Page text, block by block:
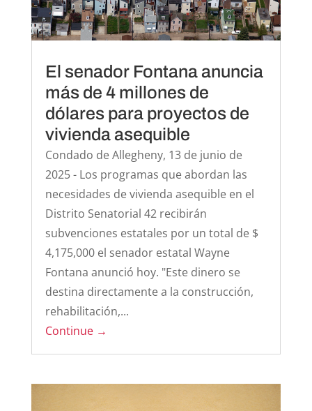
El senador Fontana anuncia
más de 4 millones de
dólares para proyectos de
vivienda asequible
Condado de Allegheny, 13 de junio de
2025 - Los programas que abordan las
necesidades de vivienda asequible en el
Distrito Senatorial 42 recibirán
subvenciones estatales por un total de $
4,175,000 el senador estatal Wayne
Fontana anunció hoy. "Este dinero se
destina directamente a la construcción,
rehabilitación,...
Continue →